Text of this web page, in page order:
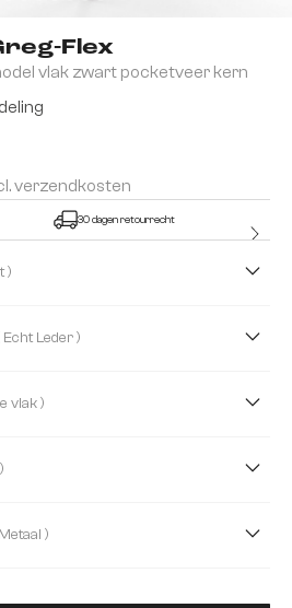
Flex
vlak zwart pocketveer kern
verzendkosten
30 dagen retourrecht
( Zwart )
( Echt Leder )
Teddystoff
( Sledeframe vlak )
( Zwart )
( Metaal )